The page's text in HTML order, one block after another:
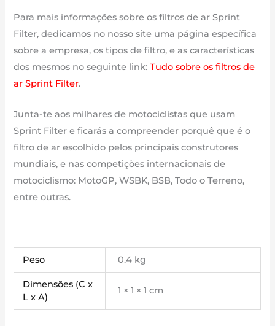
Para mais informações sobre os filtros de ar Sprint
Filter, dedicamos no nosso site uma página específica
sobre a empresa, os tipos de filtro, e as características
dos mesmos no seguinte link:Tudo sobre os filtros de
ar Sprint Filter.
Junta-te aos milhares de motociclistas que usam
Sprint Filter e ficarás a compreender porquê que é o
filtro de ar escolhido pelos principais construtores
mundiais, e nas competições internacionais de
motociclismo: MotoGP, WSBK, BSB, Todo o Terreno,
entre outras.
Peso 0.4 kg
Dimensões (C x
L x A)
1 × 1 × 1 cm